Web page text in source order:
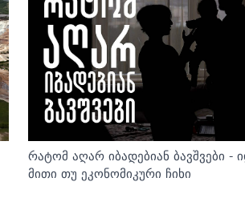
რატომ აღარ იბადებიან ბავშვები
მითი თუ ეკონომიკური ჩიხი